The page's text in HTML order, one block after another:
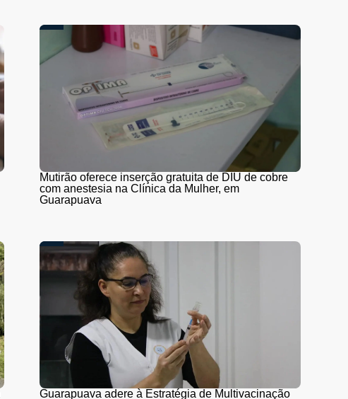
Mutirão oferece inserção gratuita de DIU de cobre
com anestesia na Clínica da Mulher, em
Guarapuava
Guarapuava adere à Estratégia de Multivacinação